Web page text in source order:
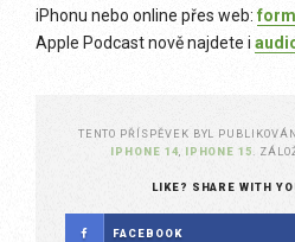
iPhonu nebo online přes web:
Apple Podcast nově najdete i
TENTO PŘÍSPĚVEK BYL
IPHONE 14, IPHONE 15.
LIKE? SHARE WITH
FACEBOOK